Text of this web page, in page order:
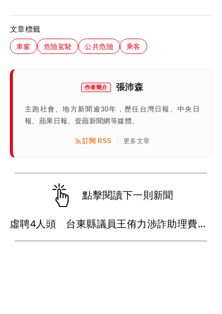
文章標籤
車窗 危險駕駛 公共危險 乘客
作者簡介 張沛森
主跑社會、地方新聞逾30年，歷任台灣日報、中央日
報、蘋果日報、壹蘋新聞網等媒體。
訂閱 RSS 更多文章
點擊閱讀下一則新聞
虛聘4人頭 台東縣議員王侑力涉詐助理費起訴並沒收犯罪所得468萬餘元